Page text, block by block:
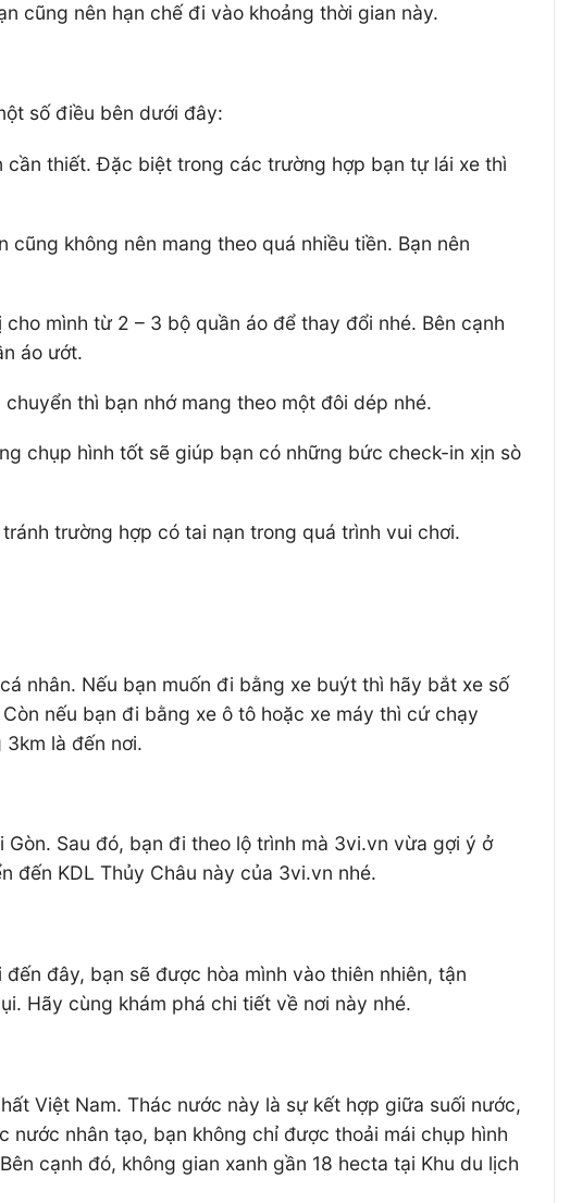
cũng nên hạn chế đi vào khoảng thời gian này.
số điều bên dưới đây:
thiết. Đặc biệt trong các trường hợp bạn tự lái xe thì
không nên mang theo quá nhiều tiền. Bạn nên
mình từ 2 – 3 bộ quần áo để thay đổi nhé. Bên cạnh
áo ướt.
thì bạn nhớ mang theo một đôi dép nhé.
chụp hình tốt sẽ giúp bạn có những bức check-in xịn sò
trường hợp có tai nạn trong quá trình vui chơi.
nhân. Nếu bạn muốn đi bằng xe buýt thì hãy bắt xe số
nếu bạn đi bằng xe ô tô hoặc xe máy thì cứ chạy
là đến nơi.
Sau đó, bạn đi theo lộ trình mà 3vi.vn vừa gợi ý ở
đến KDL Thủy Châu này của 3vi.vn nhé.
đây, bạn sẽ được hòa mình vào thiên nhiên, tận
Hãy cùng khám phá chi tiết về nơi này nhé.
Việt Nam. Thác nước này là sự kết hợp giữa suối nước,
nhân tạo, bạn không chỉ được thoải mái chụp hình
cạnh đó, không gian xanh gần 18 hecta tại Khu du lịch